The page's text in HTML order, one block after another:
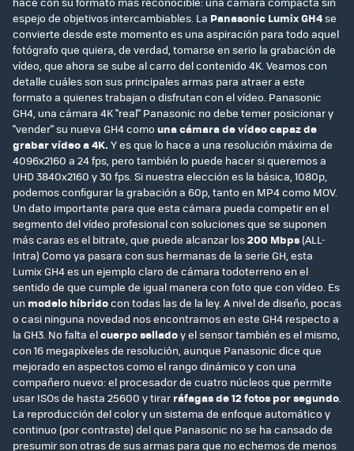
espejo de objetivos intercambiables. La Panasonic Lumix GH4se
convierte desde este momento es una aspiración para todo aquel
fotógrafo que quiera, de verdad, tomarse en serio la grabación de
vídeo, que ahora se sube al carro del contenido 4K. Veamos con
detalle cuáles son sus principales armas para atraer a este
formato a quienes trabajan o disfrutan con el vídeo. Panasonic
GH4, una cámara 4K "real" Panasonic no debe temer posicionar y
"vender" su nueva GH4 como una cámara de vídeo capaz de
grabar vídeo a 4K. Y es que lo hace a una resolución máxima de
4096x2160 a 24 fps, pero también lo puede hacer si queremos a
UHD 3840x2160 y 30 fps. Si nuestra elección es la básica, 1080p,
podemos configurar la grabación a 60p, tanto en MP4 como MOV.
Un dato importante para que esta cámara pueda competir en el
segmento del vídeo profesional con soluciones que se suponen
más caras es el bitrate, que puede alcanzar los200 Mbps(ALL-
Intra) Como ya pasara con sus hermanas de la serie GH, esta
Lumix GH4 es un ejemplo claro de cámara todoterreno en el
sentido de que cumple de igual manera con foto que con vídeo. Es
un modelo híbridocon todas las de la ley. A nivel de diseño, pocas
o casi ninguna novedad nos encontramos en este GH4 respecto a
la GH3. No falta elcuerpo selladoy el sensor también es el mismo,
con 16 megapíxeles de resolución, aunque Panasonic dice que
mejorado en aspectos como el rango dinámico y con una
compañero nuevo: el procesador de cuatro núcleos que permite
usar ISOs de hasta 25600 y tirar ráfagas de 12 fotos por segundo.
La reproducción del color y un sistema de enfoque automático y
continuo (por contraste) del que Panasonic no se ha cansado de
presumir son otras de sus armas para que no echemos de menos